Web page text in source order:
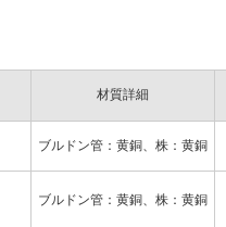
0.1
0.1
材質詳細
ブルドン管：黄銅、株：黄銅
ブルドン管：黄銅、株：黄銅